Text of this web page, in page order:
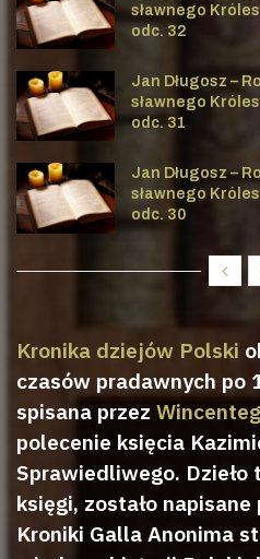
sławnego
odc. 32
Jan Długosz –
sławnego
odc. 31
Jan Długosz –
sławnego
odc. 30
Kronika dziejów Polski
czasów pradawnych po
spisana przez
polecenie księcia
Sprawiedliwego.
księgi, zostało napisane
Kroniki Galla Anonima